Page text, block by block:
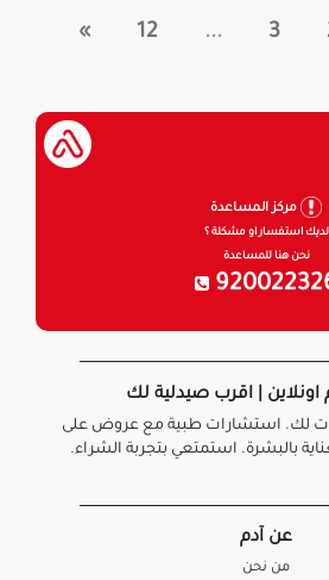
3
...
12
»
مركز المساعدة
لديك استفسار او مشكلة ؟
نحن هنا للمساعدة
اونلاين | اقرب صيدلية لك
لك. استشارات طبية مع عروض على
بالبشرة. استمتعي بتجربة الشراء.
عن آدم
من نحن